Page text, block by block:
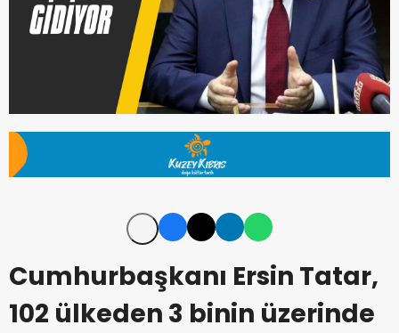
Cumhurbaşkanı Ersin Tatar,
102 ülkeden 3 binin üzerinde